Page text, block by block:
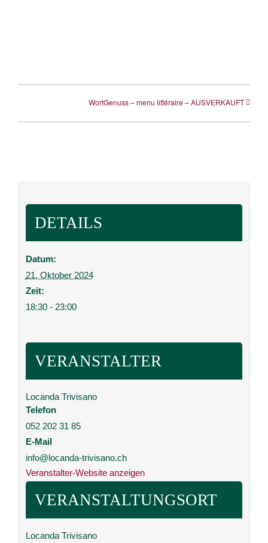
WortGenuss – menu littéraire – AUSVERKAUFT
DETAILS
Datum:
21. Oktober 2024
Zeit:
18:30 - 23:00
VERANSTALTUNGSORT
Locanda Trivisano
VERANSTALTER
Locanda Trivisano
Telefon
052 202 31 85
E-Mail
info@locanda-trivisano.ch
Veranstalter-Website anzeigen